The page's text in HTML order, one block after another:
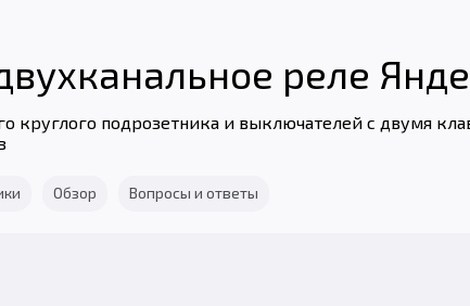
реле
круглого подрозетника и выключателей с двумя
Обзор Вопросы и ответы